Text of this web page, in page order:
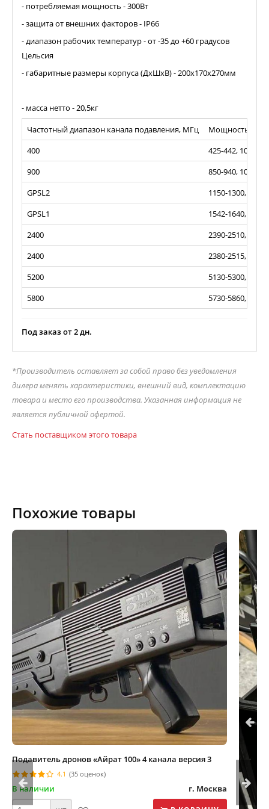
- потребляемая мощность - 300Вт
- защита от внешних факторов - IP66
- диапазон рабочих температур - от -35 до +60 градусов
Цельсия
- габаритные размеры корпуса (ДхШхВ) - 200х170х270мм
- масса нетто - 20,5кг
Частотный диапазон канала подавления, МГц
Мощность
400
425-442, 10/40
900
850-940, 10/40
GPSL2
1150-1300, 10/40
GPSL1
1542-1640, 40/46
2400
2390-2510, 50/47
2400
2380-2515, 50/47
5200
5130-5300, 50/47
5800
5730-5860, 40/46
Под заказ от 2 дн.
*Производитель оставляет за собой право без уведомления
дилера менять характеристики, внешний вид, комплектацию
товара и место его производства. Указанная информация не
является публичной офертой.
Стать поставщиком этого товара
Похожие товары
Подавитель дронов «Айрат 100» 4 канала версия 3
4.1 (35 оценок)
В наличии г. Москва